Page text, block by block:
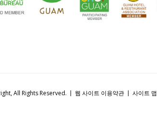
All Rights Reserved. 웹 사이트 이용약관 사이트 맵